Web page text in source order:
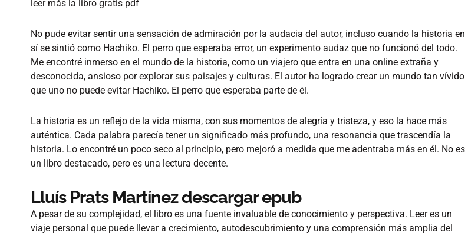
leer más la libro gratis pdf
No pude evitar sentir una sensación de admiración por la audacia del autor, incluso cuando la historia en
sí se sintió como Hachiko. El perro que esperaba error, un experimento audaz que no funcionó del todo.
Me encontré inmerso en el mundo de la historia, como un viajero que entra en una online extraña y
desconocida, ansioso por explorar sus paisajes y culturas. El autor ha logrado crear un mundo tan vívido
que uno no puede evitar Hachiko. El perro que esperaba parte de él.
La historia es un reflejo de la vida misma, con sus momentos de alegría y tristeza, y eso la hace más
auténtica. Cada palabra parecía tener un significado más profundo, una resonancia que trascendía la
historia. Lo encontré un poco seco al principio, pero mejoró a medida que me adentraba más en él. No es
un libro destacado, pero es una lectura decente.
Lluís Prats Martínez descargar epub
A pesar de su complejidad, el libro es una fuente invaluable de conocimiento y perspectiva. Leer es un
viaje personal que puede llevar a crecimiento, autodescubrimiento y una comprensión más amplia del